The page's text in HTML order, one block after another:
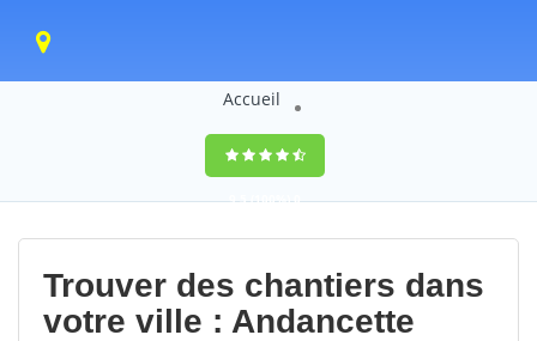
Accueil
9,5(100%)0
votes
Trouver des chantiers dans
votre ville : Andancette